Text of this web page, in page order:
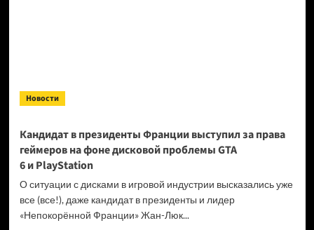
Новости
Кандидат в президенты Франции выступил за права
геймеров на фоне дисковой проблемы GTA
6 и PlayStation
О ситуации с дисками в игровой индустрии высказались уже
все (все!), даже кандидат в президенты и лидер
«Непокорённой Франции» Жан-Люк...